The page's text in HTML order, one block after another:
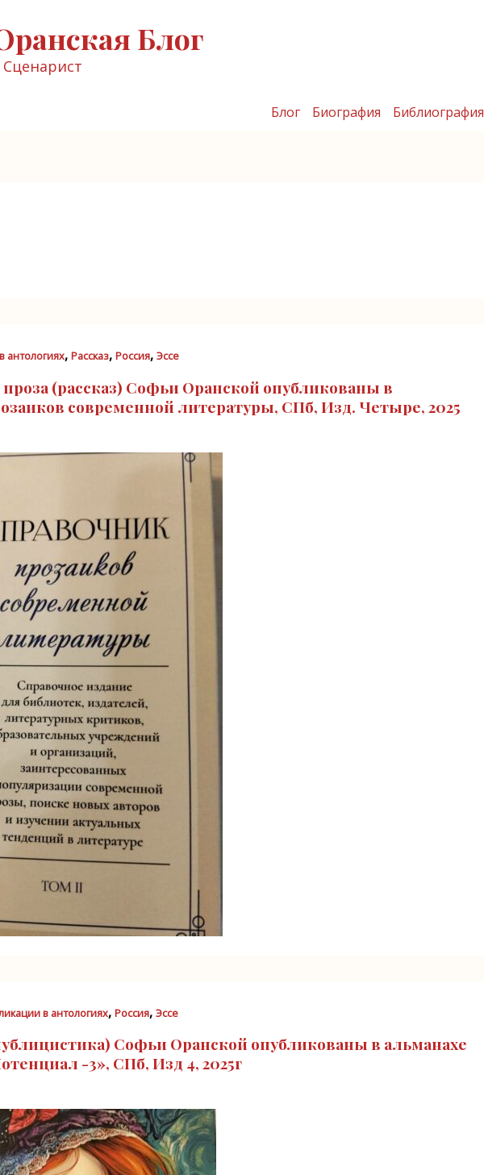
Блог
Блог Биография Библиография
антологиях, Рассказ, Россия, Эссе
(рассказ) Софьи Оранской опубликованы в
современной литературы, СПб, Изд. Четыре, 2025
в антологиях, Россия, Эссе
Софьи Оранской опубликованы в альманахе
-3», СПб, Изд 4, 2025г